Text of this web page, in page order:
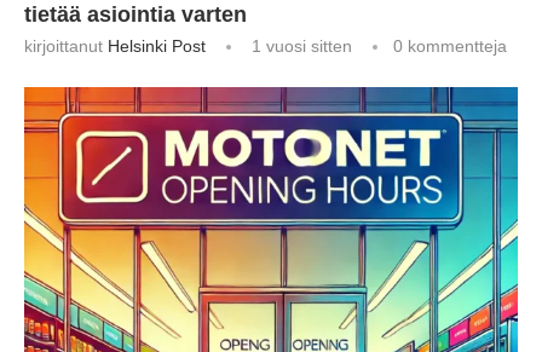
tietää asiointia varten
kirjoittanut Helsinki Post 1 vuosi sitten 0 kommentteja